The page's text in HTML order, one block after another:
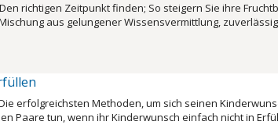
richtigen Zeitpunkt finden; So steigern Sie ihre
aus gelungener Wissensvermittlung,
erfolgreichsten Methoden, um sich seinen
Paare tun, wenn ihr Kinderwunsch einfach nicht in